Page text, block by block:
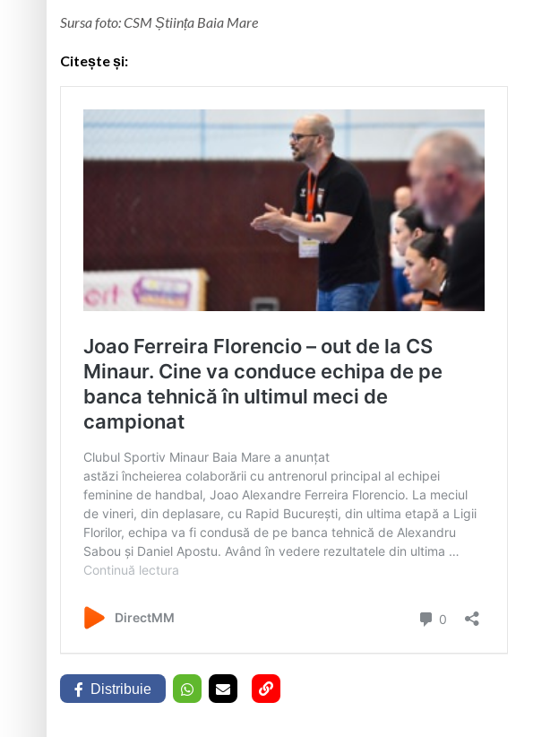
Sursa foto: CSM Știința Baia Mare
Citește și:
Distribuie